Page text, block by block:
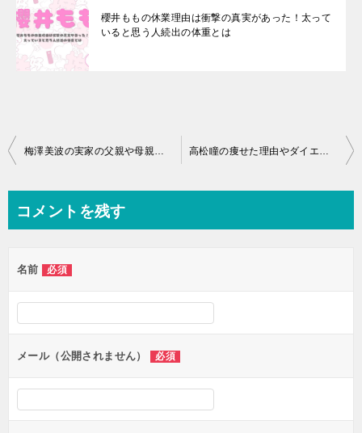
櫻井ももの休業理由は衝撃の真実があった！太って
いると思う人続出の体重とは
投
ビ
ー
シ
ョ
ン
梅澤美波の実家の父親や母親や金持ちという噂の真相とは？ 高松瞳の痩せた理由やダイエットの方法とは？休養理由の衝撃の真相とは？
コメントを残す
名前 必須
メール（公開されません） 必須